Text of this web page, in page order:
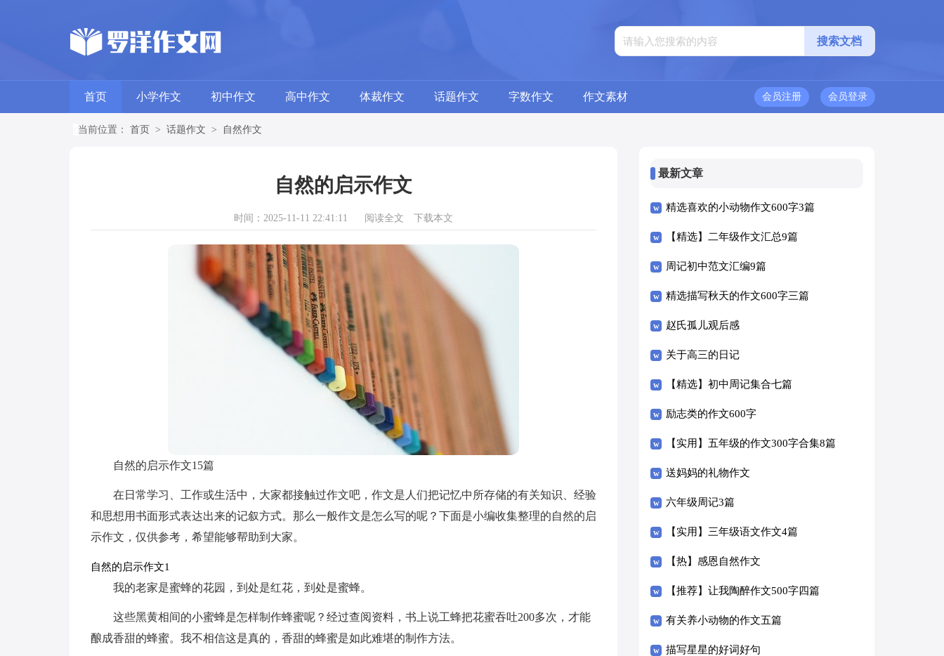
首页 小学作文 初中作文 高中作文 体裁作文 话题作文 字数作文 作文素材 会员登录
会员注册
当前位置： 首页 > 话题作文 > 自然作文
自然的启示作文
时间：2025-11-11 22:41:11 阅读全文 下载本文
自然的启示作文15篇
在日常学习、工作或生活中，大家都接触过作文吧，作文是人们把记忆中所存储的有关知识、经验
和思想用书面形式表达出来的记叙方式。那么一般作文是怎么写的呢？下面是小编收集整理的自然的启
示作文，仅供参考，希望能够帮助到大家。
自然的启示作文1
我的老家是蜜蜂的花园，到处是红花，到处是蜜蜂。
这些黑黄相间的小蜜蜂是怎样制作蜂蜜呢？经过查阅资料，书上说工蜂把花蜜吞吐200多次，才能
酿成香甜的蜂蜜。我不相信这是真的，香甜的蜂蜜是如此难堪的制作方法。
最新文章
精选喜欢的小动物作文600字3篇
【精选】二年级作文汇总9篇
周记初中范文汇编9篇
精选描写秋天的作文600字三篇
赵氏孤儿观后感
关于高三的日记
【精选】初中周记集合七篇
励志类的作文600字
【实用】五年级的作文300字合集8篇
送妈妈的礼物作文
六年级周记3篇
【实用】三年级语文作文4篇
【热】感恩自然作文
【推荐】让我陶醉作文500字四篇
有关养小动物的作文五篇
描写星星的好词好句